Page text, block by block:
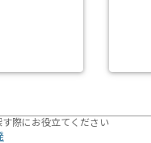
際にお役立てください